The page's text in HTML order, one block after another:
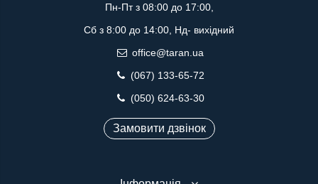
Пн-Пт з 08:00 до 17:00,
Сб з 8:00 до 14:00, Нд- вихідний
office@taran.ua
(067) 133-65-72
(050) 624-63-30
Замовити дзвінок